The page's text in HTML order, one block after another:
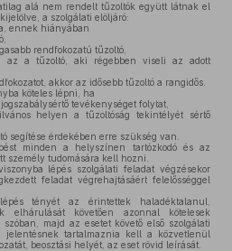
alá nem rendelt tűzoltók együtt látnak el
a szolgálati elöljáró:
ennek hiányában
rendfokozatú tűzoltó,
az a tűzoltó, aki régebben viseli az adott
akkor az idősebb tűzoltó a rangidős.
köteles lépni, ha
tevékenységet folytat,
helyen a tűzoltóság tekintélyét sértő
segítése érdekében erre szükség van.
minden a helyszínen tartózkodó és az
személy tudomására kell hozni.
lépés szolgálati feladat végzésekor
feladat végrehajtásáért felelősséggel
tényét az érintettek haladéktalanul,
elhárulását követően azonnal kötelesek
majd az esetet követő első szolgálati
tartalmaznia kell a közvetlenül
beosztási helyét, az eset rövid leírását.